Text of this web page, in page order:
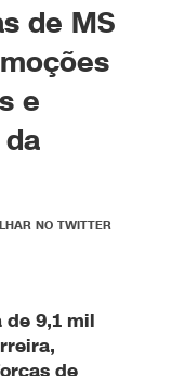
de MS
e
de 9,1 mil
de